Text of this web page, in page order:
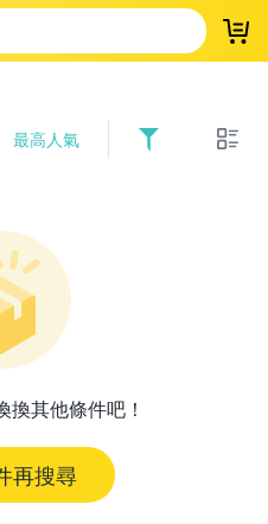
登
最高人氣
其他條件吧！
再搜尋